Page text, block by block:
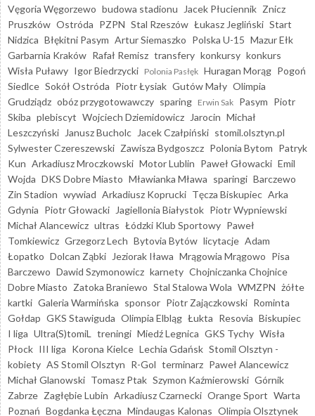
Vęgoria Węgorzewo budowa stadionu Jacek Płuciennik Znicz
Pruszków Ostróda PZPN Stal Rzeszów Łukasz Jegliński Start
Nidzica Błękitni Pasym Artur Siemaszko Polska U-15 Mazur Ełk
Garbarnia Kraków Rafał Remisz transfery konkursy konkurs
Wisła Puławy Igor Biedrzycki Polonia Pasłęk Huragan Morąg Pogoń
Siedlce Sokół Ostróda Piotr Łysiak Gutów Mały Olimpia
Grudziądz obóz przygotowawczy sparing Erwin Sak Pasym Piotr
Skiba plebiscyt Wojciech Dziemidowicz Jarocin Michał
Leszczyński
Janusz Bucholc Jacek Czałpiński stomil.olsztyn.pl
Sylwester Czereszewski Zawisza Bydgoszcz Polonia Bytom Patryk
Kun Arkadiusz Mroczkowski Motor Lublin Paweł Głowacki Emil
Wojda DKS Dobre Miasto Mławianka Mława sparingi Barczewo
Zin Stadion wywiad Arkadiusz Koprucki Tęcza Biskupiec Arka
Gdynia Piotr Głowacki Jagiellonia Białystok Piotr Wypniewski
Michał Alancewicz ultras Łódzki Klub Sportowy Paweł
Tomkiewicz Grzegorz Lech Bytovia Bytów licytacje Adam
Łopatko Dolcan Ząbki Jeziorak Iława Mrągowia Mrągowo Pisa
Barczewo Dawid Szymonowicz karnety Chojniczanka Chojnice
Dobre Miasto Zatoka Braniewo Stal Stalowa Wola WMZPN żółte
kartki Galeria Warmińska sponsor Piotr Zajączkowski Rominta
Gołdap GKS Stawiguda Olimpia Elbląg Łukta Resovia Biskupiec
I liga Ultra(S)tomiL treningi Miedź Legnica GKS Tychy Wisła
Płock III liga Korona Kielce Lechia Gdańsk Stomil Olsztyn -
kobiety AS Stomil Olsztyn R-Gol terminarz Paweł Alancewicz
Michał Glanowski Tomasz Ptak Szymon Kaźmierowski Górnik
Zabrze Zagłębie Lubin Arkadiusz Czarnecki Orange Sport Warta
Poznań Bogdanka Łęczna Mindaugas Kalonas Olimpia Olsztynek